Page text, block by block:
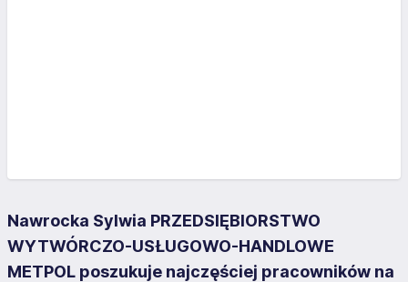
Nawrocka Sylwia PRZEDSIĘBIORSTWO
WYTWÓRCZO-USŁUGOWO-HANDLOWE
METPOL poszukuje najczęściej pracowników na